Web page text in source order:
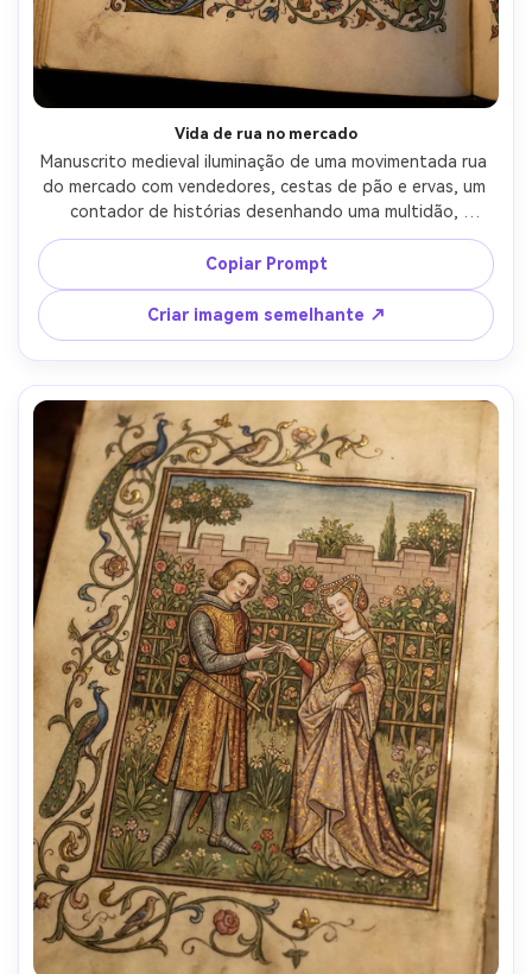
Vida de rua no mercado
Manuscrito medieval iluminação de uma movimentada rua
do mercado com vendedores, cestas de pão e ervas, um
contador de histórias desenhando uma multidão,
edifícios com moldura de madeira, perspectiva plana com
contornos de tinta nítidos, pigmentos brilhantes,
pequenas figuras marginais bem-humoradas espiando da
fronteira, moldura ornamentada com motivos florais,
animado humor medieval cotidiano, lente de 85mm,
profundidade de campo rasa, iluminação cinematográfica
suave- -ar 4:5
Copiar Prompt
Criar imagem semelhante ↗